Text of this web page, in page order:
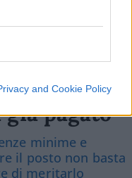
and Cookie Policy
pretesa di
pagato
minime e
il posto non basta
di meritarlo